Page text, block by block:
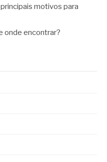
motivos para
onde encontrar?